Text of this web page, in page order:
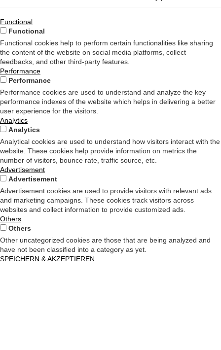
Functional
Functional
Functional cookies help to perform certain functionalities like sharing
the content of the website on social media platforms, collect
feedbacks, and other third-party features.
Performance
Performance
Performance cookies are used to understand and analyze the key
performance indexes of the website which helps in delivering a better
user experience for the visitors.
Analytics
Analytics
Analytical cookies are used to understand how visitors interact with the
website. These cookies help provide information on metrics the
number of visitors, bounce rate, traffic source, etc.
Advertisement
Advertisement
Advertisement cookies are used to provide visitors with relevant ads
and marketing campaigns. These cookies track visitors across
websites and collect information to provide customized ads.
Others
Others
Other uncategorized cookies are those that are being analyzed and
have not been classified into a category as yet.
SPEICHERN & AKZEPTIEREN